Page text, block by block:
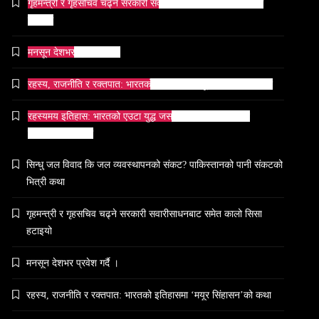
संस्कृति
आज साँझ अस्ताउँदो सूर्यलाई अर्घ्य
महाकुम्भ मेलामा भाइरल भएकी युवती मोनालिसाले
गरिन्- मुस्लिम प्रेमीसँग विवाह
March 24, 2026
गृहमन्त्री र गृहसचिव चढ्ने सरकारी सवारीसाधनबाट समेत कालो सिसा
मनसून देशभर प्रवेश गर्दै ।
रहस्य, राजनीति र रक्तपात: भारतको इतिहासमा ‘मयूर सिंहासन’को कथा
रहस्यमय इतिहास: भारतको एउटा युद्ध जसले सम्राटलाई हिंसाबाट
सिन्धु जल विवाद कि जल व्यवस्थापनको संकट? पाकिस्तानको पानी संकटको
भित्री कथा
गृहमन्त्री र गृहसचिव चढ्ने सरकारी सवारीसाधनबाट समेत कालो सिसा
हटाइयो
मनसून देशभर प्रवेश गर्दै ।
रहस्य, राजनीति र रक्तपात: भारतको इतिहासमा ‘मयूर सिंहासन’को कथा